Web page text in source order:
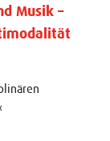
Musik –